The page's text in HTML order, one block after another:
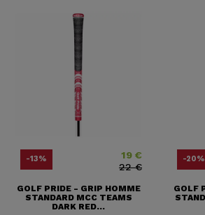
-13% Price19 €
Regular price
22 €
GOLF PRIDE - GRIP HOMME
STANDARD MCC TEAMS
DARK RED...
-20%
GOLF